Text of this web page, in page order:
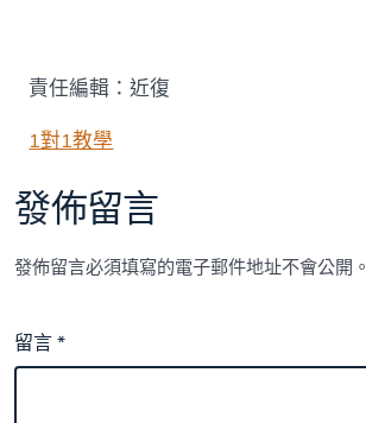
責任編輯：近復
1對1教學
發佈留言
發佈留言必須填寫的電子郵件地址不會公開。
留言*